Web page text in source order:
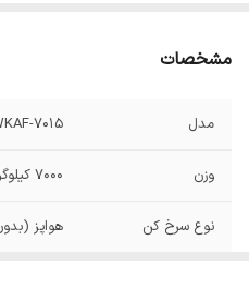
مشخصات
مدل 7015
وزن 7000 کیلوگرم
نوع سرخ کن هواپز